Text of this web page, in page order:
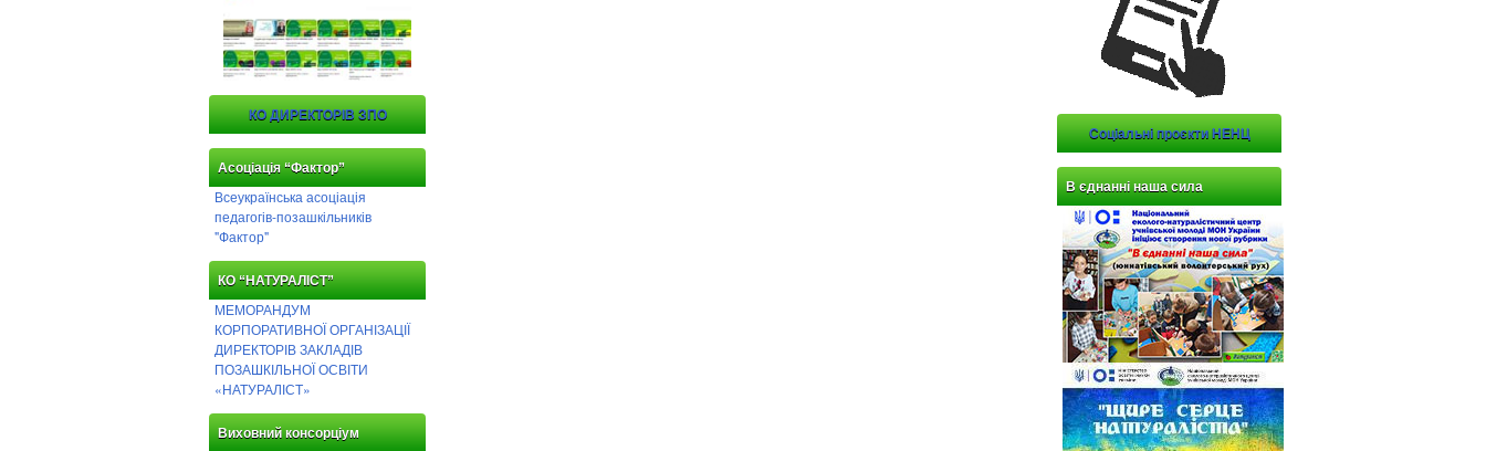
КО ДИРЕКТОРІВ ЗПО
Асоціація “Фактор”
Всеукраїнська асоціація
педагогів-позашкільників
"Фактор"
КО “НАТУРАЛІСТ”
МЕМОРАНДУМ
КОРПОРАТИВНОЇ ОРГАНІЗАЦІЇ
ДИРЕКТОРІВ ЗАКЛАДІВ
ПОЗАШКІЛЬНОЇ ОСВІТИ
«НАТУРАЛІСТ»
Виховний консорціум
Соціальні проєкти НЕНЦ
В єднанні наша сила